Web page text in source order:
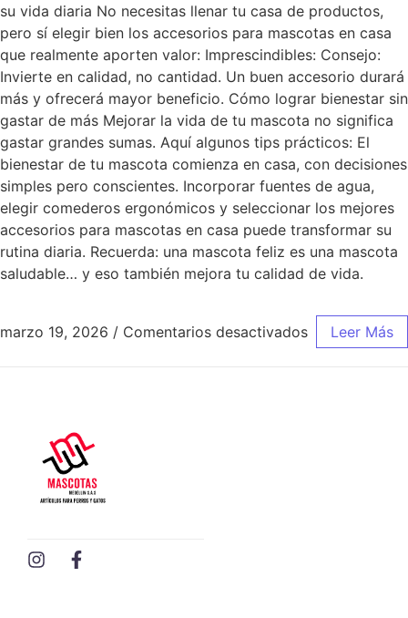
su vida diaria No necesitas llenar tu casa de productos,
pero sí elegir bien los accesorios para mascotas en casa
que realmente aporten valor: Imprescindibles: Consejo:
Invierte en calidad, no cantidad. Un buen accesorio durará
más y ofrecerá mayor beneficio. Cómo lograr bienestar sin
gastar de más Mejorar la vida de tu mascota no significa
gastar grandes sumas. Aquí algunos tips prácticos: El
bienestar de tu mascota comienza en casa, con decisiones
simples pero conscientes. Incorporar fuentes de agua,
elegir comederos ergonómicos y seleccionar los mejores
accesorios para mascotas en casa puede transformar su
rutina diaria. Recuerda: una mascota feliz es una mascota
saludable… y eso también mejora tu calidad de vida.
marzo 19, 2026 / Comentarios desactivados Leer Más